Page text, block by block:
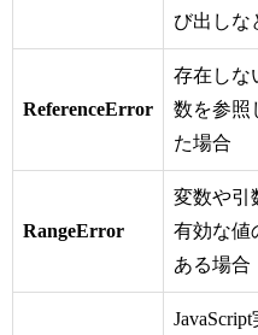
び出しな
ReferenceError
存在しな
数を参照
た場合
RangeError
変数や引
有効な値
ある場合